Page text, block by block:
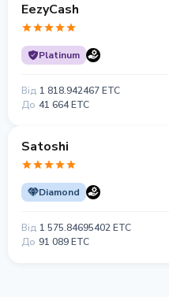
EezyCash
Platinum
Від 1 818.942467 ETC
До 41 664 ETC
Satoshi
Diamond
Від 1 575.84695402 ETC
До 91 089 ETC